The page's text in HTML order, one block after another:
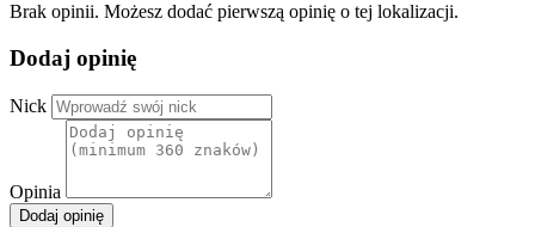
Brak opinii. Możesz dodać pierwszą opinię o tej lokalizacji.
Dodaj opinię
Nick
Opinia
Dodaj opinię